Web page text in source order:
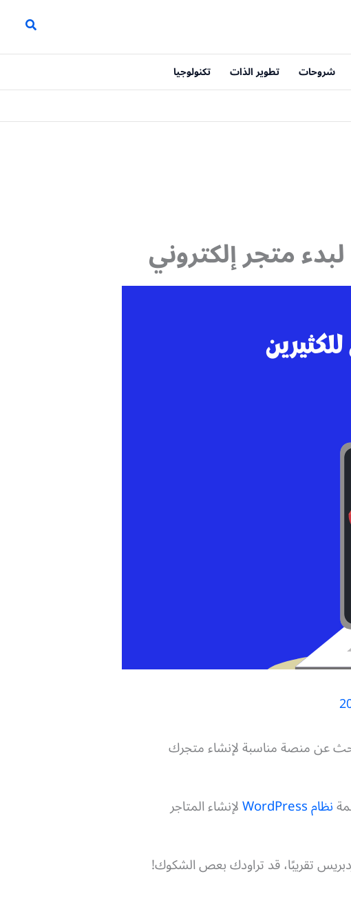
شروحات تطوير الذات تكنولوجيا
متجر إلكتروني
عن منصة مناسبة لإنشاء متجرك
نظام WordPress لإنشاء المتاجر
تقريبًا، قد تراودك بعص الشكوك!